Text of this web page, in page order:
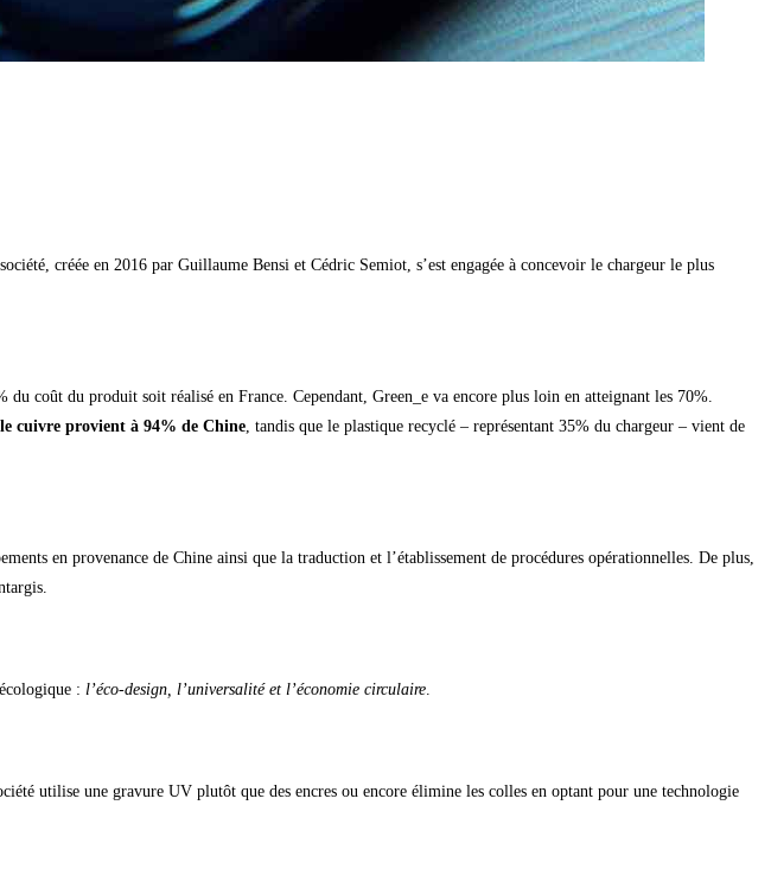
créée en 2016 par Guillaume Bensi et Cédric Semiot, s’est engagée à concevoir le chargeur le plus
coût du produit soit réalisé en France. Cependant, Green_e va encore plus loin en atteignant les 70%.
le cuivre provient à 94% de Chine, tandis que le plastique recyclé – représentant 35% du chargeur – vient de
en provenance de Chine ainsi que la traduction et l’établissement de procédures opérationnelles. De plus,
: l’éco-design, l’universalité et l’économie circulaire.
utilise une gravure UV plutôt que des encres ou encore élimine les colles en optant pour une technologie